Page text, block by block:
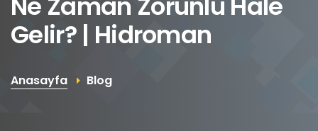
Gelir? | Hidroman
Anasayfa Blog